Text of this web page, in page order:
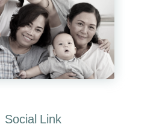
Social Link